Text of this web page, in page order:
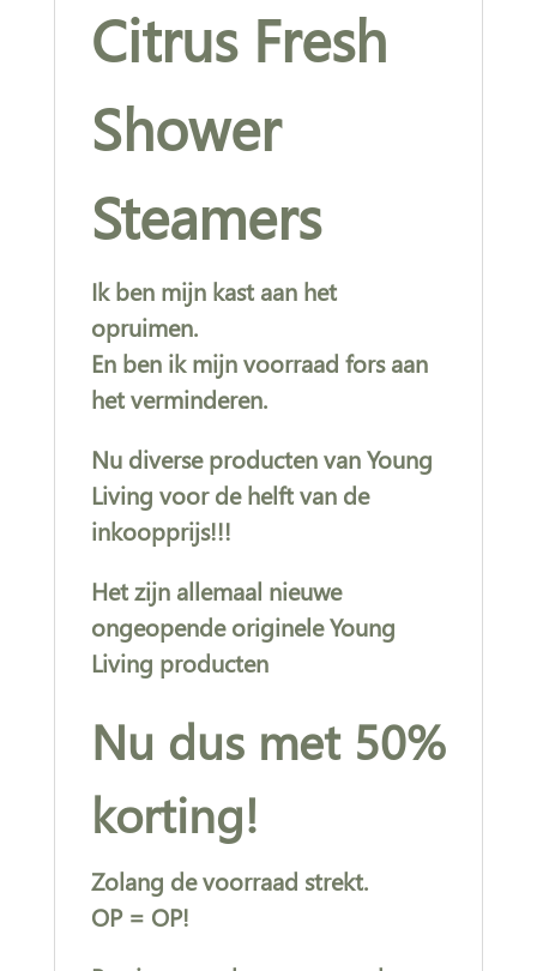
Citrus Fresh
Shower
Steamers
Ik ben mijn kast aan het
opruimen.
En ben ik mijn voorraad fors aan
het verminderen.
Nu diverse producten van Young
Living voor de helft van de
inkoopprijs!!!
Het zijn allemaal nieuwe
ongeopende originele Young
Living producten
Nu dus met 50%
korting!
Zolang de voorraad strekt.
OP = OP!